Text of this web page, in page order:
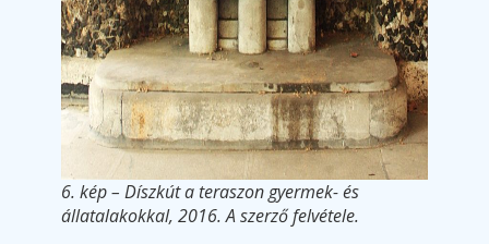
6. kép – Díszkút a teraszon gyermek- és
állatalakokkal, 2016. A szerző felvétele.